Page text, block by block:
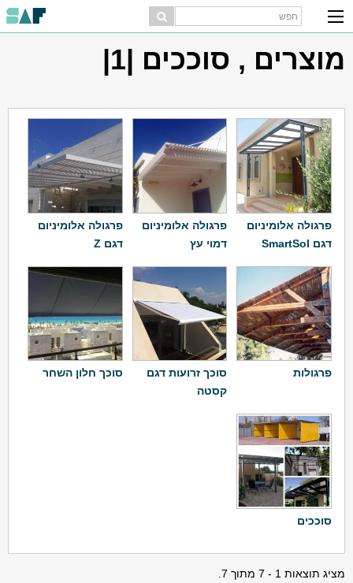
מוצרים , סוככים |1|
פרגולה אלומיניום
דגם SmartSol
פרגולה אלומיניום
דמוי עץ
פרגולה אלומיניום
דגם Z
פרגולות
סוכך זרועות דגם
קסטה
סוכך חלון השחר
סוככים
מציג תוצאות 1 - 7 מתוך 7.